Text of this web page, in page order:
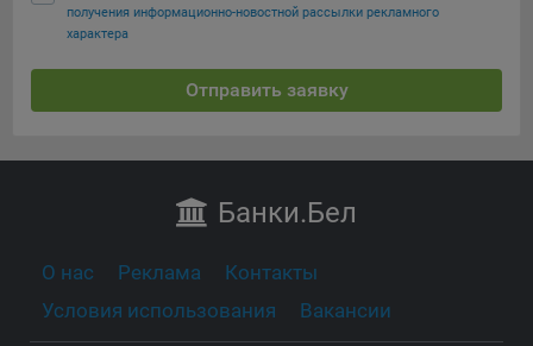
получения информационно-новостной рассылки рекламного
характера
Отправить заявку
Банки.Бел
О нас Реклама
Контакты
Условия использования
Вакансии